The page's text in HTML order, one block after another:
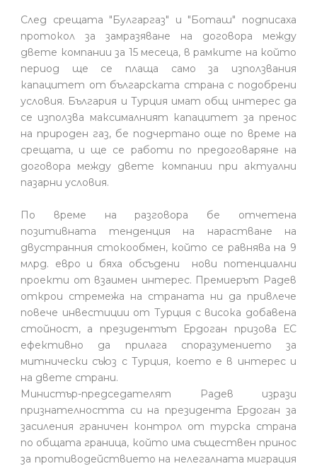
След срещата "Булгаргаз" и "Боташ" подписаха
протокол за замразяване на договора между
двете компании за 15 месеца, в рамките на който
период ще се плаща само за използвания
капацитет от българската страна с подобрени
условия. България и Турция имат общ интерес да
се използва максималният капацитет за пренос
на природен газ, бе подчертано още по време на
срещата, и ще се работи по предоговаряне на
договора между двете компании при актуални
пазарни условия.
По време на разговора бе отчетена
позитивната тенденция на нарастване на
двустранния стокообмен, който се равнява на 9
млрд. евро и бяха обсъдени нови потенциални
проекти от взаимен интерес. Премиерът Радев
открои стремежа на страната ни да привлече
повече инвестиции от Турция с висока добавена
стойност, а президентът Ердоган призова ЕС
ефективно да прилага споразумението за
митнически съюз с Турция, което е в интерес и
на двете страни.
Министър-председателят Радев изрази
признателността си на президента Ердоган за
засиления граничен контрол от турска страна
по общата граница, който има съществен принос
за противодействието на нелегалната миграция